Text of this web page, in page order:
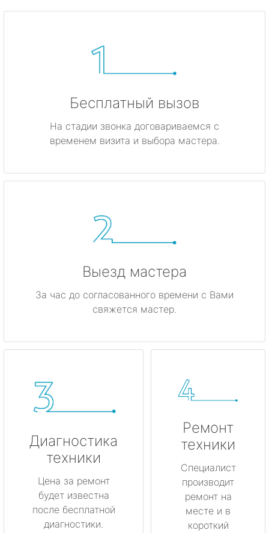
Бесплатный вызов
На стадии звонка договариваемся с
временем визита и выбора мастера.
Выезд мастера
За час до согласованного времени с Вами
свяжется мастер.
Диагностика
техники
Цена за ремонт
будет известна
после бесплатной
диагностики.
Ремонт
техники
Специалист
производит
ремонт на
месте и в
короткий